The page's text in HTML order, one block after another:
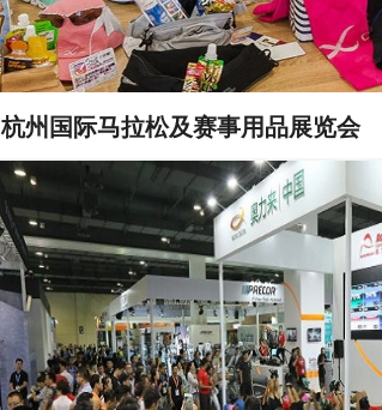
杭州国际马拉松及赛事用品展览会